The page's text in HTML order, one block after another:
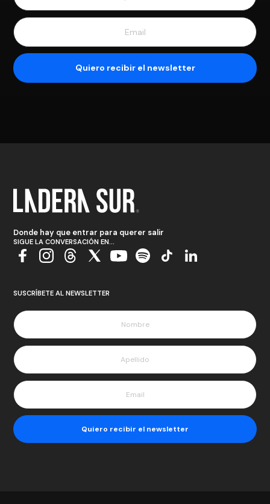
Donde hay que entrar para querer salir
SIGUE LA CONVERSACIÓN EN...
SUSCRÍBETE AL NEWSLETTER